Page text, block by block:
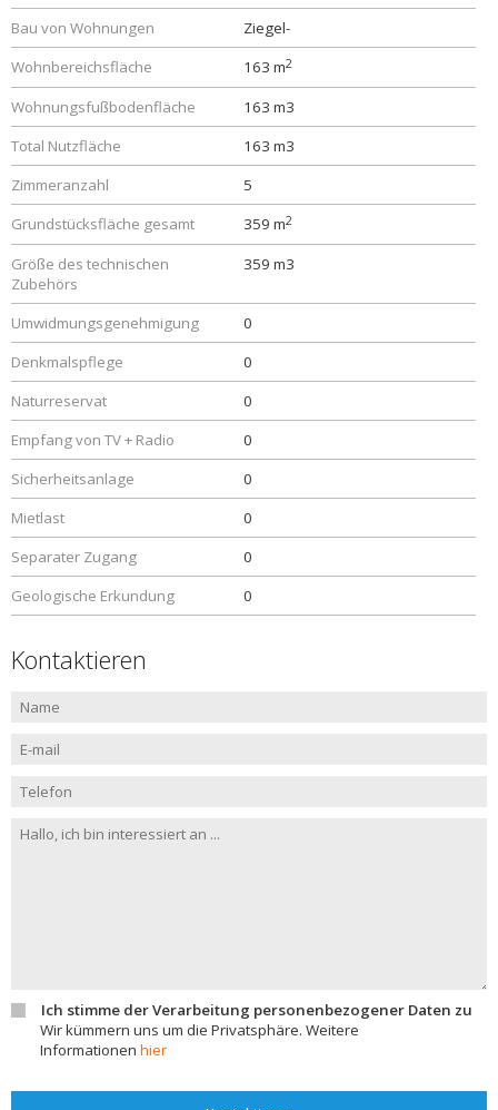
Bau von Wohnungen
Ziegel-
Wohnbereichsfläche
163 m2
Wohnungsfußbodenfläche
163 m3
Total Nutzfläche
163 m3
Zimmeranzahl
5
Grundstücksfläche gesamt
359 m2
Größe des technischen
Zubehörs
359 m3
Umwidmungsgenehmigung
0
Denkmalspflege
0
Naturreservat
0
Empfang von TV + Radio
0
Sicherheitsanlage
0
Mietlast
0
Separater Zugang
0
Geologische Erkundung
0
Kontaktieren
Ich stimme der Verarbeitung personenbezogener Daten zu
Wir kümmern uns um die Privatsphäre. Weitere
Informationen hier